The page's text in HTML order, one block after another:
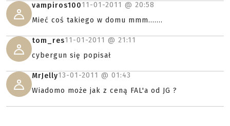
vampiros10011-01-2011 @ 20:58
Mieć coś takiego w domu mmm.......
tom_res11-01-2011 @ 21:11
cybergun się popisał
MrJelly13-01-2011 @ 01:43
Wiadomo może jak z ceną FAL'a od JG ?